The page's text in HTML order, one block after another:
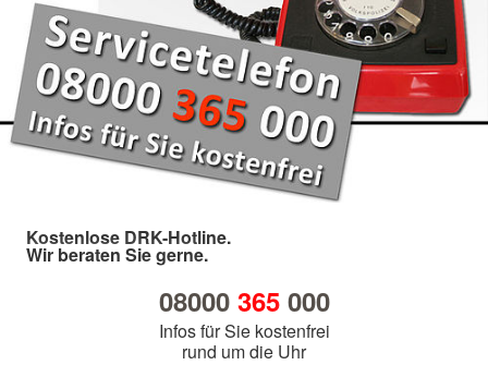
Kostenlose DRK-Hotline.
Wir beraten Sie gerne.
08000 365000
Infos für Sie kostenfrei
rund um die Uhr